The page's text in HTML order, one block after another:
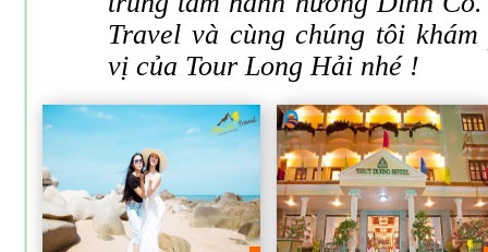
Travel và cùng chúng tôi
vị của Tour Long Hải nhé !